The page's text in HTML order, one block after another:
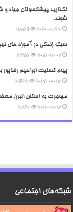
نگذارید پیشکسوتان جهاد و
شوند.
2016-01-30
11,659
سبک زندگی در آموزه های نهج
2015-12-02
2,975
پیام تسلیت ابراهیم
2017-06-15
2,938
مهاجرت به استان البرز,
2016-02-12
2,890
شبکه‌های اجتماعی